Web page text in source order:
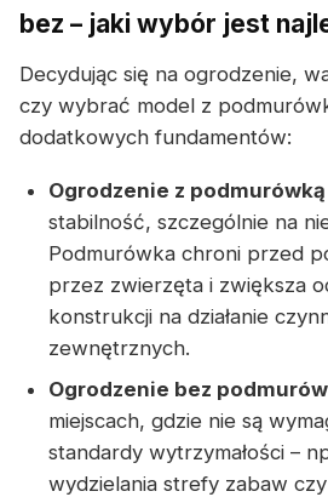
bez – jaki wybór jest
Decydując się na ogrodzenie,
czy wybrać model z
dodatkowych fundamentów:
Ogrodzenie z podmurówką
stabilność, szczególnie na
Podmurówka chroni przed
przez zwierzęta i zwiększa
konstrukcji na działanie
zewnętrznych.
Ogrodzenie bez
miejscach, gdzie nie są
standardy wytrzymałości –
wydzielania strefy zabaw